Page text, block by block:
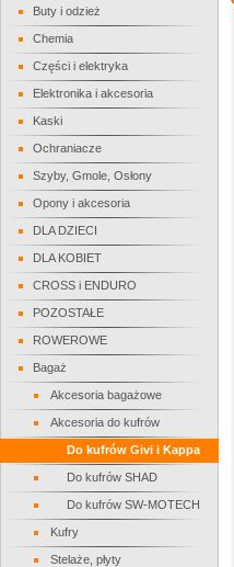
Buty i odzież
Chemia
Części i elektryka
Elektronika i akcesoria
Kaski
Ochraniacze
Szyby, Gmole, Osłony
Opony i akcesoria
DLA DZIECI
DLA KOBIET
CROSS i ENDURO
POZOSTAŁE
ROWEROWE
Bagaż
Akcesoria bagażowe
Akcesoria do kufrów
Do kufrów Givi i Kappa
Do kufrów SHAD
Do kufrów SW-MOTECH
Kufry
Stelaże, płyty